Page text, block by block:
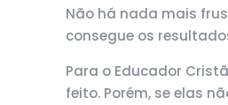
Não há nada mais
consegue os
Para o Educador
feito. Porém, se elas